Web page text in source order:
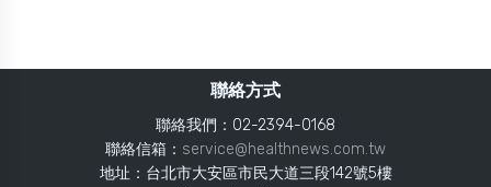
聯絡方式
聯絡我們：02-2394-0168
聯絡信箱： service@healthnews.com.tw
地址：台北市大安區市民大道三段142號5樓